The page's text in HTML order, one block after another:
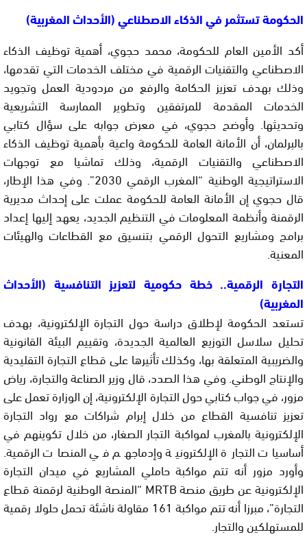
الحكومة تستثمر في الذكاء الاصطناعي (الأحداث المغربية)
أكد الأمين العام للحكومة، محمد حجوي، أهمية توظيف الذكاء
الاصطناعي والتقنيات الرقمية في مختلف الخدمات التي تقدمها،
وذلك بهدف تعزيز الحكامة والرفع من مردودية العمل وتجويد
الخدمات المقدمة للمرتفقين وتطوير الممارسة التشريعية
وتحديثها. وأوضح حجوي، في معرض جوابه على سؤال كتابي
بالبرلمان، أن الأمانة العامة للحكومة واعية بأهمية توظيف الذكاء
الاصطناعي والتقنيات الرقمية، وذلك تماشيا مع توجهات
الاستراتيجية الوطنية “المغرب الرقمي 2030”. وفي هذا الإطار،
قال حجوي إن الأمانة العامة للحكومة عملت على إحداث مديرية
الرقمنة وأنظمة المعلومات في التنظيم الجديد، يعهد إليها إعداد
برامج ومشاريع التحول الرقمي بتنسيق مع القطاعات والهيئات
المعنية.
التجارة الرقمية.. خطة حكومية لتعزيز التنافسية (الأحداث
المغربية)
تستعد الحكومة لإطلاق دراسة حول التجارة الإلكترونية، بهدف
تحليل سلاسل التوزيع العالمية الجديدة، وتقييم البيئة القانونية
والضريبية المتعلقة بها، وكذلك تأثيرها على قطاع التجارة التقليدية
والإنتاج الوطني. وفي هذا الصدد، قال وزير الصناعة والتجارة، رياض
مزور، في جواب كتابي حول التجارة الإلكترونية، إن الوزارة تعمل على
تعزيز تنافسية القطاع من خلال إبرام شراكات مع رواد التجارة
الإلكترونية بالمغرب لمواكبة التجار الصغار، من خلال تكوينهم في
أساسيات التجارة الإلكترونية وإدماجهم في المنصات الرقمية.
وأورد مزور أنه تتم مواكبة حاملي المشاريع في ميدان التجارة
الإلكترونية عن طريق منصة MRTB “المنصة الوطنية لرقمنة قطاع
التجارة”، مبرزا أنه تتم مواكبة 161 مقاولة ناشئة تحمل حلولا رقمية
للمستهلكين والتجار.